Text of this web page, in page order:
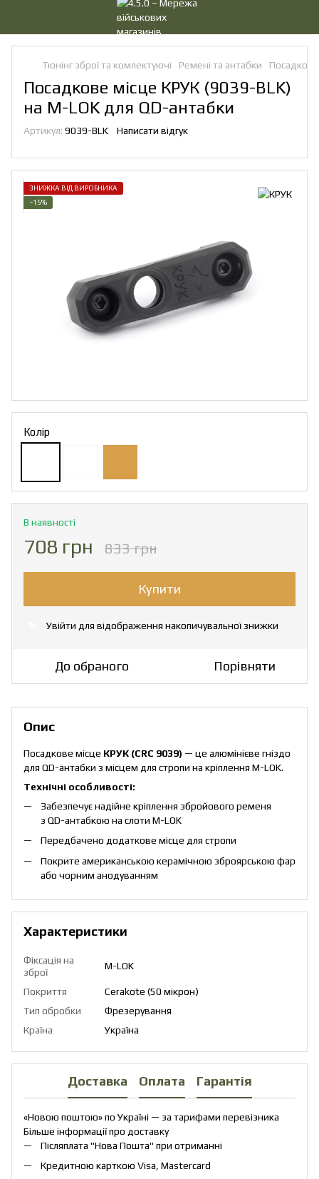
Тюнінг зброї та комлектуючі Ремені та антабки Посадкові
Посадкове місце КРУК (9039-BLK)
на M-LOK для QD-антабки
Артикул: 9039-BLK Написати відгук
ЗНИЖКА ВІД ВИРОБНИКА
−15%
Колір
В наявності
708 грн 833 грн
Купити
Увійти для відображення накопичувальної знижки
До обраного Порівняти
Опис
Посадкове місце КРУК (CRC 9039) — це алюмінієве гніздо
для QD-антабки з місцем для стропи на кріплення M-LOK.
Технічні особливості:
Забезпечує надійне кріплення збройового ременя
з QD-антабкою на слоти M-LOK
Передбачено додаткове місце для стропи
Покрите американською керамічною зброярською фарбою
або чорним анодуванням
Характеристики
Фіксація на
зброї
M-LOK
Покриття
Cerakote (50 мікрон)
Тип обробки
Фрезерування
Країна
Україна
Доставка Оплата Гарантія
«Новою поштою» по Україні — за тарифами перевізника
Більше інформації про доставку
Післяплата "Нова Пошта" при отриманні
Кредитною карткою Visa, Mastercard